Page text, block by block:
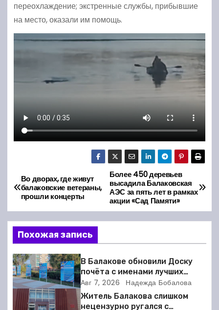
переохлаждение; экстренные службы, прибывшие
на место, оказали им помощь.
Н
а
в
и
г
а
ц
Более 450 деревьев
высадила Балаковская
АЭС за пять лет в рамках
акции «Сад Памяти»
Во дворах, где живут
балаковские ветераны,
прошли концерты
Похожая запись
В Балакове обновили Доску
почёта с именами лучших
спортсменов. Фото
Авг 7, 2026 Надежда Бобалова
Житель Балакова слишком
нецензурно ругался с